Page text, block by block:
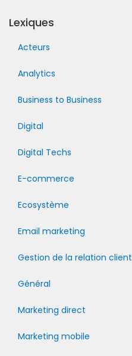
Lexiques
Acteurs
Analytics
Business to Business
Digital
Digital Techs
E-commerce
Ecosystème
Email marketing
Gestion de la relation client
Général
Marketing direct
Marketing mobile